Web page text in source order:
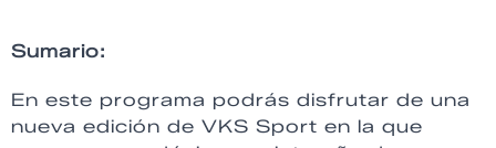
Sumario:
En este programa podrás disfrutar de una
nueva edición de VKS Sport en la que